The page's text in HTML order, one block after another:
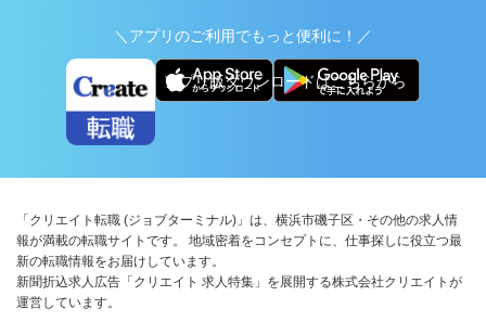
＼アプリのご利用でもっと便利に！／
アプリ版ダウンロードはこちらから
「クリエイト転職 (ジョブターミナル)」は、横浜市磯子区・その他の求人情
報が満載の転職サイトです。 地域密着をコンセプトに、仕事探しに役立つ最
新の転職情報をお届けしています。
新聞折込求人広告「クリエイト 求人特集」を展開する株式会社クリエイトが
運営しています。